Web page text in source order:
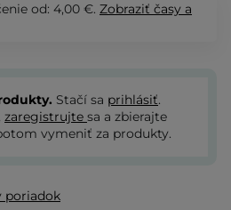
od: 4,00 €. Zobraziť časy a
Stačí sa prihlásiť.
zaregistrujte sa a zbierajte
vymeniť za produkty.
poriadok